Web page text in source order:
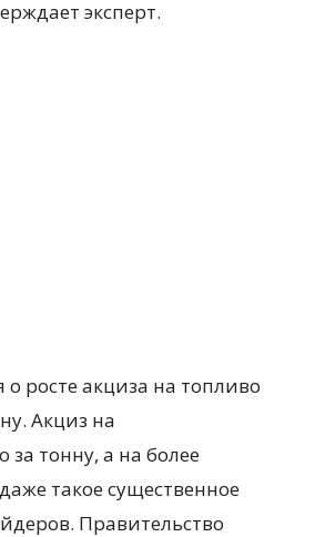
эксперт.
росте акциза на топливо
Акциз на
за тонну, а на более
такое существенное
Правительство